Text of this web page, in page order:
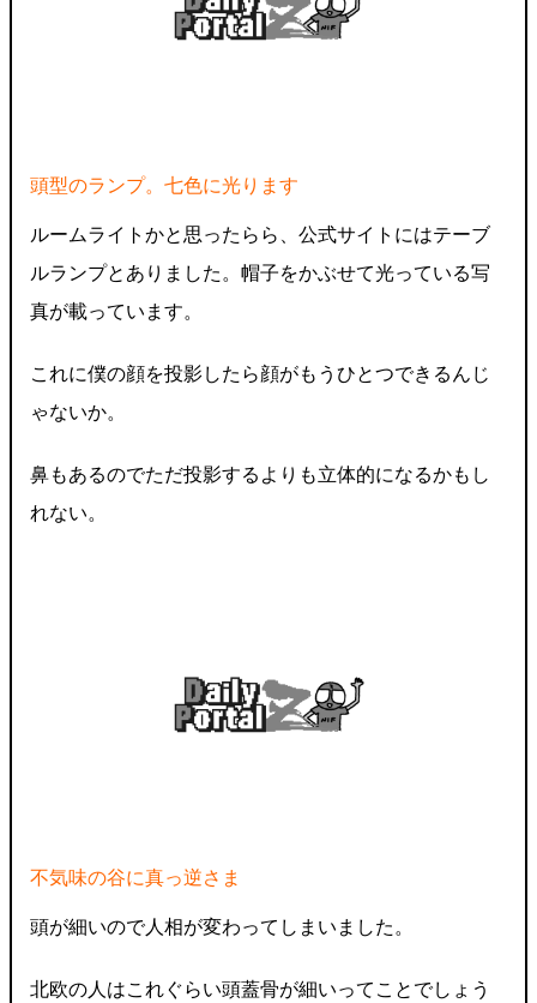
頭型のランプ。七色に光ります
ルームライトかと思ったらら、公式サイトにはテーブ
ルランプとありました。帽子をかぶせて光っている写
真が載っています。
これに僕の顔を投影したら顔がもうひとつできるんじ
ゃないか。
鼻もあるのでただ投影するよりも立体的になるかもし
れない。
不気味の谷に真っ逆さま
頭が細いので人相が変わってしまいました。
北欧の人はこれぐらい頭蓋骨が細いってことでしょう